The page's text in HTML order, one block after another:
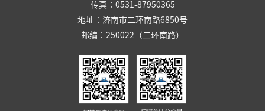
传真：0531-87950365
地址：济南市二环南路6850号
邮编：250022（二环南路）